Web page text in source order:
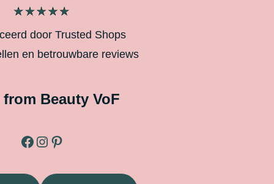
door Trusted Shops
en betrouwbare reviews
Beauty VoF